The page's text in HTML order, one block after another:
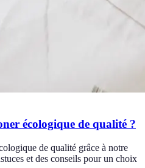
écologique de qualité ?
de qualité grâce à notre
et des conseils pour un choix